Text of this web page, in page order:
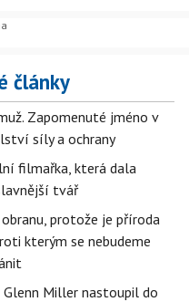
články
Zapomenuté jméno v
síly a ochrany
filmařka, která dala
tvář
protože je příroda
kterým se nebudeme
Miller nastoupil do